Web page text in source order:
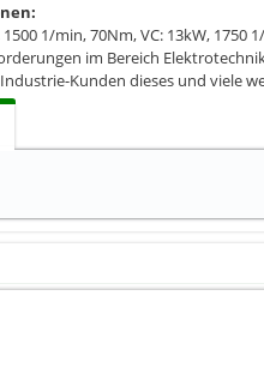
1/min, 70Nm, VC: 13kW, 1750
im Bereich
Kunden dieses und viele